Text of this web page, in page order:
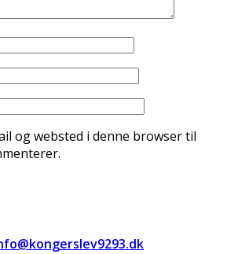
og websted i denne browser til